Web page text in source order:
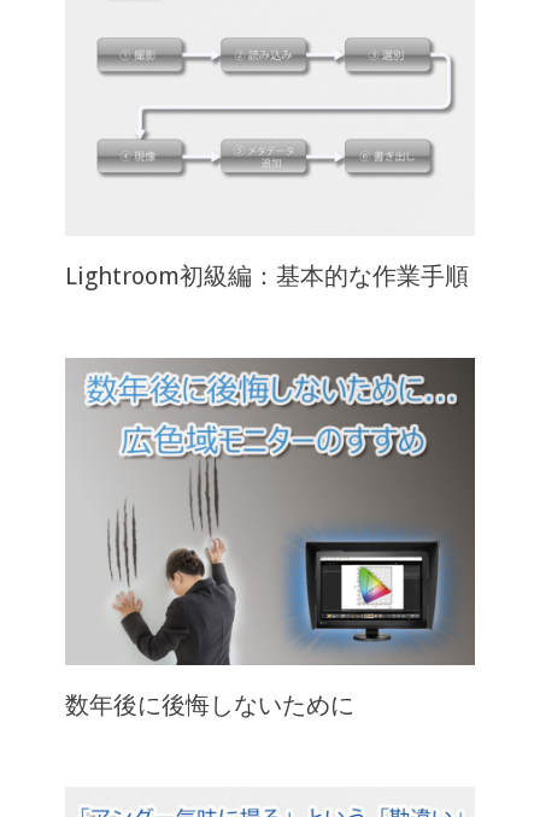
Lightroom初級編：基本的な作業手順
数年後に後悔しないために